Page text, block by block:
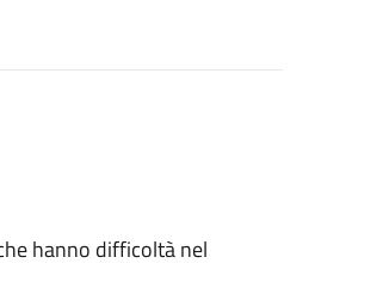
hanno difficoltà nel